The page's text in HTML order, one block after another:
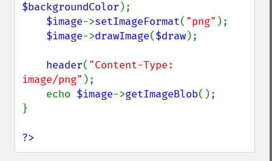
$backgroundColor );
$image->setImageFormat( "png" );
$image->drawImage($draw);
header( "Content-Type:
image/png" );
    echo
$image->getImageBlob();
}
?>